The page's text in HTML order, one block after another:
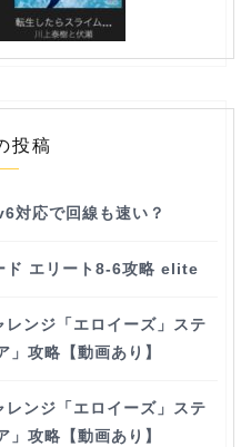
投稿
対応で回線も速い？
ド エリート8-6攻略 elite
ンジ「エロイーズ」ステ
」攻略【動画あり】
ンジ「エロイーズ」ステ
」攻略【動画あり】